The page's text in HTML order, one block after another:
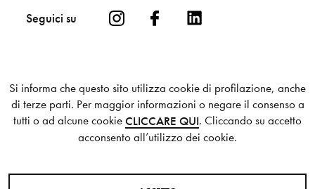
Seguici su
Cookie Sitemap
Credits
Si informa che questo sito utilizza cookie di profilazione, anche
di terze parti. Per maggior informazioni o negare il consenso a
tutti o ad alcune cookieCLICCARE QUI. Cliccando su accetto
acconsento all’utilizzo dei cookie.